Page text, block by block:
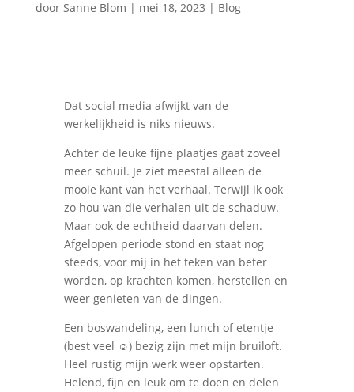
door Sanne Blom | mei 18, 2023 | Blog
Dat social media afwijkt van de
werkelijkheid is niks nieuws.
Achter de leuke fijne plaatjes gaat zoveel
meer schuil. Je ziet meestal alleen de
mooie kant van het verhaal. Terwijl ik ook
zo hou van die verhalen uit de schaduw.
Maar ook de echtheid daarvan delen.
Afgelopen periode stond en staat nog
steeds, voor mij in het teken van beter
worden, op krachten komen, herstellen en
weer genieten van de dingen.
Een boswandeling, een lunch of etentje
(best veel ☺️) bezig zijn met mijn bruiloft.
Heel rustig mijn werk weer opstarten.
Helend, fijn en leuk om te doen en delen